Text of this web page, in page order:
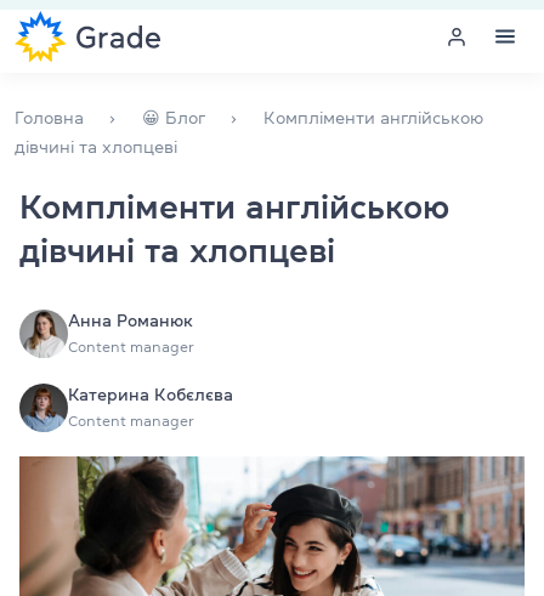
Навчання для викладачів
Підготовка до іспитів
Екзаменаційний центр
Більше про нас
Перевіритисвійрівень
Головна 😀 Блог
Компліменти англійською
дівчині та хлопцеві
Компліменти англійською
дівчині та хлопцеві
Анна Романюк
Content manager
Катерина Кобєлєва
Content manager